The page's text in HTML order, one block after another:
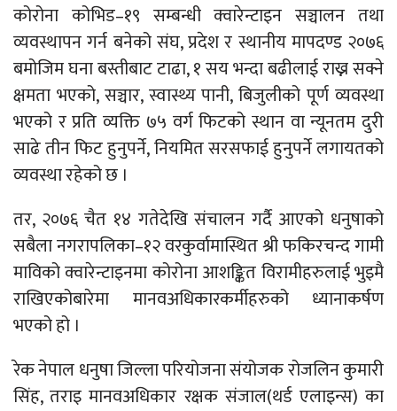
कोरोना कोभिड–१९ सम्बन्धी क्वारेन्टाइन सञ्चालन तथा
व्यवस्थापन गर्न बनेको संघ, प्रदेश र स्थानीय मापदण्ड २०७६
बमोजिम घना बस्तीबाट टाढा, १ सय भन्दा बढीलाई राख्न सक्ने
क्षमता भएको, सञ्चार, स्वास्थ्य पानी, बिजुलीको पूर्ण व्यवस्था
भएको र प्रति व्यक्ति ७५ वर्ग फिटको स्थान वा न्यूनतम दुरी
साढे तीन फिट हुनुपर्ने, नियमित सरसफाई हुनुपर्ने लगायतको
व्यवस्था रहेको छ ।
तर, २०७६ चैत १४ गतेदेखि संचालन गर्दै आएको धनुषाको
सबैला नगरापलिका–१२ वरकुर्वामास्थित श्री फकिरचन्द गामी
माविको क्वारेन्टाइनमा कोरोना आशङ्कित विरामीहरुलाई भुइमै
राखिएकोबारेमा मानवअधिकारकर्मीहरुको ध्यानाकर्षण
भएको हो ।
रेक नेपाल धनुषा जिल्ला परियोजना संयोजक रोजलिन कुमारी
सिंह, तराइ मानवअधिकार रक्षक संजाल(थर्ड एलाइन्स) का